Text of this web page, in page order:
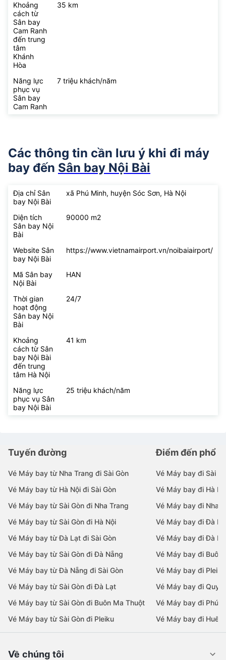
Khoảng
cách từ
Sân bay
Cam Ranh
đến trung
tâm
Khánh
Hòa
35 km
Năng lực
phục vụ
Sân bay
Cam Ranh
7 triệu khách/năm
Các thông tin cần lưu ý khi đi máy
bay đến Sân bay Nội Bài
Địa chỉ Sân
bay Nội Bài
xã Phú Minh, huyện Sóc Sơn, Hà Nội
Diện tích
Sân bay Nội
Bài
90000 m2
Website Sân
bay Nội Bài
https://www.vietnamairport.vn/noibaiairport/
Mã Sân bay
Nội Bài
HAN
Thời gian
hoạt động
Sân bay Nội
Bài
24/7
Khoảng
cách từ Sân
bay Nội Bài
đến trung
tâm Hà Nội
41 km
Năng lực
phục vụ Sân
bay Nội Bài
25 triệu khách/năm
Tuyến đường
Vé Máy bay từ Nha Trang đi Sài Gòn
Vé Máy bay từ Hà Nội đi Sài Gòn
Vé Máy bay từ Sài Gòn đi Nha Trang
Vé Máy bay từ Sài Gòn đi Hà Nội
Vé Máy bay từ Đà Lạt đi Sài Gòn
Vé Máy bay từ Sài Gòn đi Đà Nẵng
Vé Máy bay từ Đà Nẵng đi Sài Gòn
Vé Máy bay từ Sài Gòn đi Đà Lạt
Vé Máy bay từ Sài Gòn đi Buôn Ma Thuột
Vé Máy bay từ Sài Gòn đi Pleiku
Điểm đến phổ
Vé Máy bay đi Sài
Vé Máy bay đi Hà
Vé Máy bay đi Nha
Vé Máy bay đi Đà
Vé Máy bay đi Đà
Vé Máy bay đi Buôn
Vé Máy bay đi Pleiku
Vé Máy bay đi Quy
Vé Máy bay đi Phú
Vé Máy bay đi Huế
Về chúng tôi